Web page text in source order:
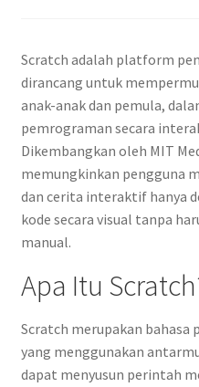
Scratch adalah platform
dirancang untuk
anak-anak dan pemula,
pemrograman secara
Dikembangkan oleh MIT
memungkinkan pengguna
dan cerita interaktif hanya
kode secara visual tanpa
manual.
Apa Itu
Scratch merupakan
yang menggunakan
dapat menyusun perintah